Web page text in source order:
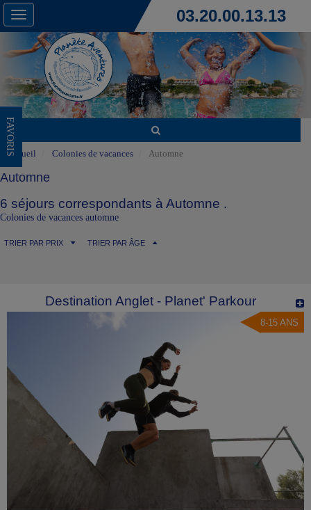
Toggle
navigation
03.20.00.13.13
FAVORIS
Accueil Colonies de vacances Automne
Automne
6 séjours correspondants à Automne .
Colonies de vacances automne
TRIER PAR PRIX TRIER PAR ÂGE
Destination Anglet - Planet' Parkour
8-15 ANS